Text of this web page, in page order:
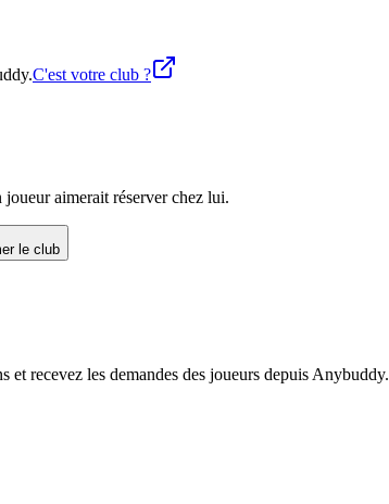
C'est votre club ?
aimerait réserver chez lui.
le club
recevez les demandes des joueurs depuis Anybuddy.